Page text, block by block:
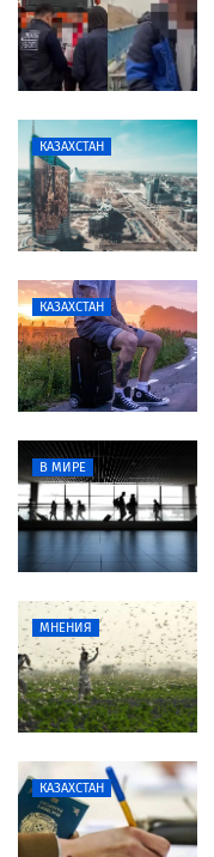
КАЗАХСТАН
КАЗАХСТАН
В МИРЕ
МНЕНИЯ
КАЗАХСТАН